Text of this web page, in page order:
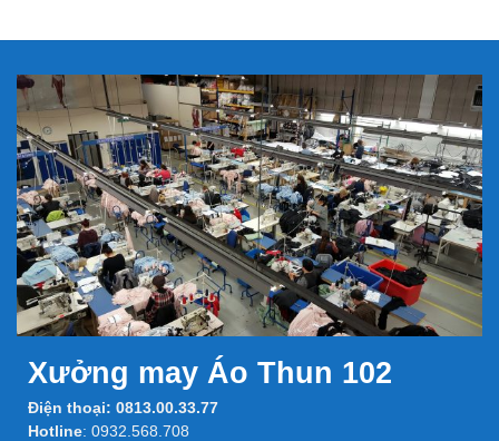
Xưởng may Áo Thun 102
Điện thoại: 0813.00.33.77
Hotline: 0932.568.708